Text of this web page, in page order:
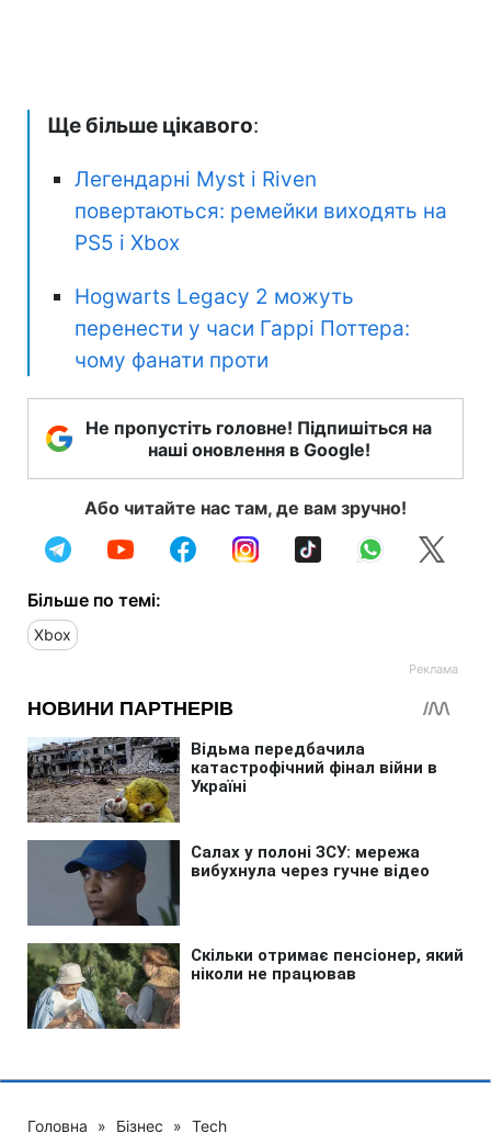
Ще більше цікавого:
Легендарні Myst і Riven
повертаються: ремейки виходять на
PS5 і Xbox
Hogwarts Legacy 2 можуть
перенести у часи Гаррі Поттера:
чому фанати проти
Не пропустіть головне! Підпишіться на
наші оновлення в Google!
Або читайте нас там, де вам зручно!
Більше по темі:
Xbox
Головна » Бізнес » Tech